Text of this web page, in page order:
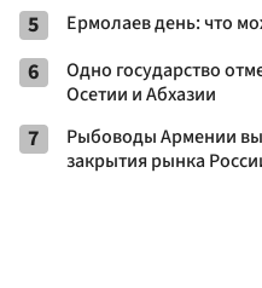
5 Ермолаев день: что
6
Одно государство
Осетии и Абхазии
7
Рыбоводы Армении
закрытия рынка